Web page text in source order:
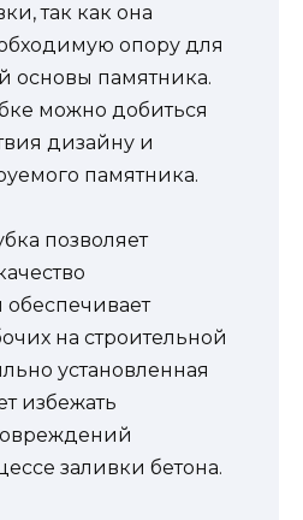
так как она
опору для
основы памятника.
можно добиться
дизайну и
памятника.
позволяет
на строительной
установленная
избежать
заливки бетона.